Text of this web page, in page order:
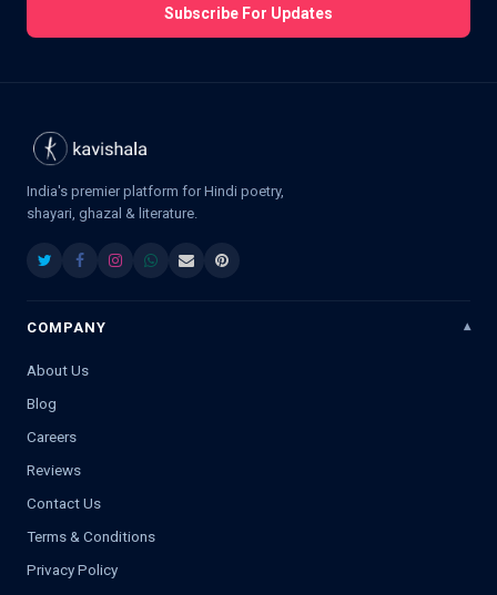
Subscribe For Updates
India's premier platform for Hindi poetry,
shayari, ghazal & literature.
COMPANY
About Us
Blog
Careers
Reviews
Contact Us
Terms & Conditions
Privacy Policy